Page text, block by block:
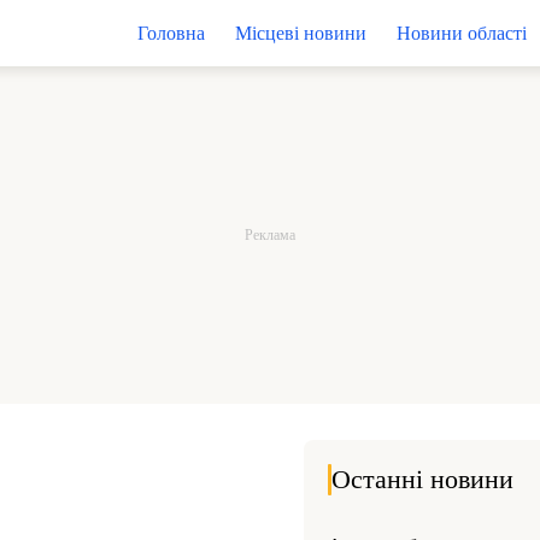
Головна Місцеві новини Новини області
Останні новини